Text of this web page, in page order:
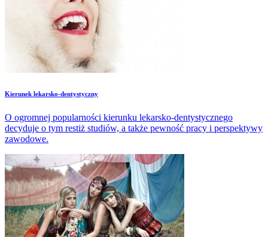
Kierunek lekarsko-dentystyczny
O ogromnej popularności kierunku lekarsko-dentystycznego
decyduje o tym restiż studiów, a także pewność pracy i perspektywy
zawodowe.